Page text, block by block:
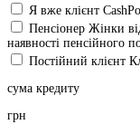
Я вже клієнт
Пенсіонер Жінки
наявності пенсійного
Постійний клієнт
сума кредиту
грн